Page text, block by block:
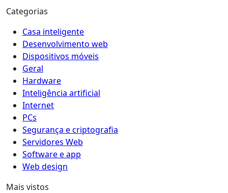
Categorias
Casa inteligente
Desenvolvimento web
Dispositivos móveis
Geral
Hardware
Inteligência artificial
Internet
PCs
Segurança e criptografia
Servidores Web
Software e app
Web design
Mais vistos